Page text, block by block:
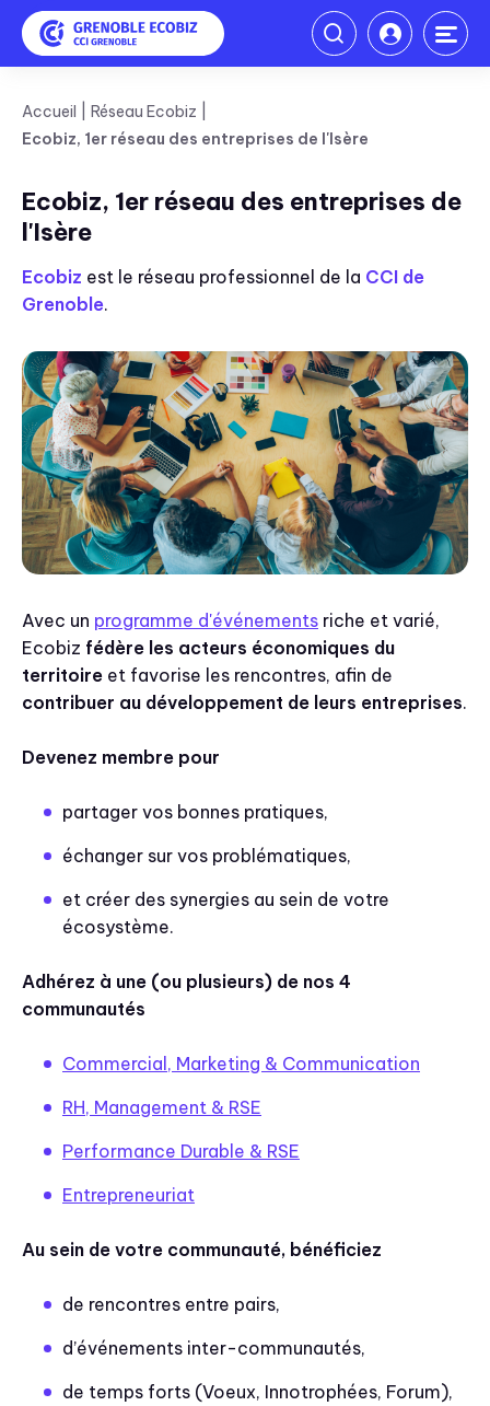
Accueil
Réseau Ecobiz
Ecobiz, 1er réseau des entreprises de l'Isère
Ecobiz, 1er réseau des entreprises de
l'Isère
Ecobiz est le réseau professionnel de la CCI de
Grenoble.
Avec un programme d'événements riche et varié,
Ecobiz fédère les acteurs économiques du
territoire et favorise les rencontres, afin de
contribuer au développement de leurs entreprises.
Devenez membre pour
partager vos bonnes pratiques,
échanger sur vos problématiques,
et créer des synergies au sein de votre
écosystème.
Adhérez à une (ou plusieurs) de nos 4
communautés
Commercial, Marketing & Communication
RH, Management & RSE
Performance Durable & RSE
Entrepreneuriat
Au sein de votre communauté, bénéficiez
de rencontres entre pairs,
d’événements inter-communautés,
de temps forts (Voeux, Innotrophées, Forum),